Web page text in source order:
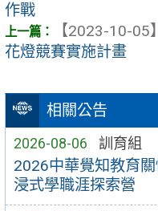
相關公告
2026-08-06 訓育組
2026中華覺知教育
浸式學職涯探索營
作戰
【2023-10-05】
花燈競賽實施計畫